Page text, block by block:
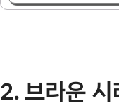
2. 브라운